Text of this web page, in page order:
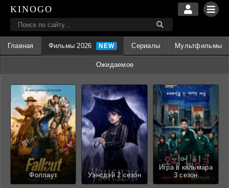
KINOGO
Главная Фильмы 2026 Сериалы Мультфильмы
Ожидаемое
Фоллаут Уэнсдэй 2 сезон
Игра в кальмара
3 сезон